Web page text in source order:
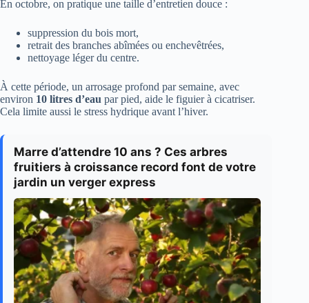
En octobre, on pratique une taille d’entretien douce :
suppression du bois mort,
retrait des branches abîmées ou enchevêtrées,
nettoyage léger du centre.
À cette période, un arrosage profond par semaine, avec
environ 10 litres d’eau par pied, aide le figuier à cicatriser.
Cela limite aussi le stress hydrique avant l’hiver.
Marre d’attendre 10 ans ? Ces arbres
fruitiers à croissance record font de votre
jardin un verger express